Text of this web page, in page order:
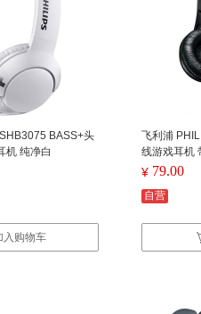
BASS+头
机 纯净白
入购物车
飞利浦
线游戏耳机
¥ 79.00
自营